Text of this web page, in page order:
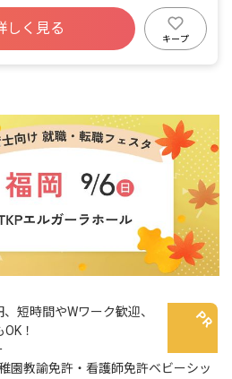
補助あり
社会保険完備
残業少なめ
産休育休制度
しく見る
キープ
短時間やWワーク歓迎、
！
園教諭免許・看護師免許ベビーシッ